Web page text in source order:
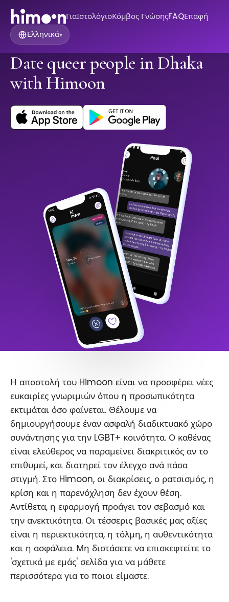
ΓιαΙστολόγιοΚόμβος ΓνώσηςFAQΕπαφή
Ελληνικά▾
Date queer people in Dhaka
with Himoon
Η αποστολή του Himoon είναι να προσφέρει νέες
ευκαιρίες γνωριμιών όπου η προσωπικότητα
εκτιμάται όσο φαίνεται. Θέλουμε να
δημιουργήσουμε έναν ασφαλή διαδικτυακό χώρο
συνάντησης για την LGBT+ κοινότητα. Ο καθένας
είναι ελεύθερος να παραμείνει διακριτικός αν το
επιθυμεί, και διατηρεί τον έλεγχο ανά πάσα
στιγμή. Στο Himoon, οι διακρίσεις, ο ρατσισμός, η
κρίση και η παρενόχληση δεν έχουν θέση.
Αντίθετα, η εφαρμογή προάγει τον σεβασμό και
την ανεκτικότητα. Οι τέσσερις βασικές μας αξίες
είναι η περιεκτικότητα, η τόλμη, η αυθεντικότητα
και η ασφάλεια. Μη διστάσετε να επισκεφτείτε το
'σχετικά με εμάς' σελίδα για να μάθετε
περισσότερα για το ποιοι είμαστε.